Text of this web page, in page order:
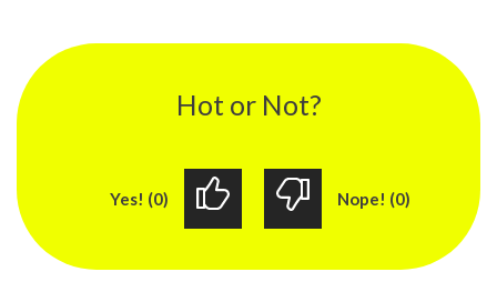
Hot or Not?
Yes! (0) Nope! (0)